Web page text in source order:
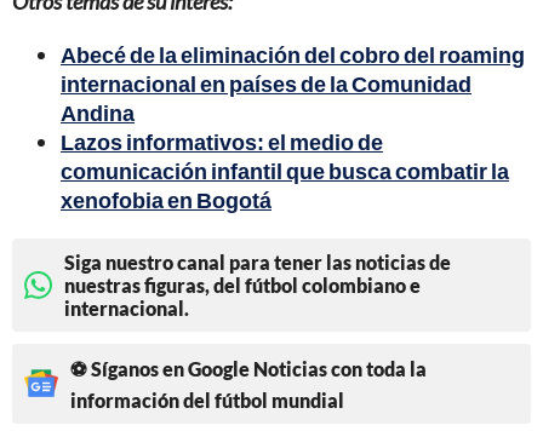
Abecé de la eliminación del cobro del roaming
internacional en países de la Comunidad
Andina
Lazos informativos: el medio de
comunicación infantil que busca combatir la
xenofobia en Bogotá
Siga nuestro canal para tener las noticias de
nuestras figuras, del fútbol colombiano e
internacional.
⚽ Síganos en Google Noticias con toda la
información del fútbol mundial